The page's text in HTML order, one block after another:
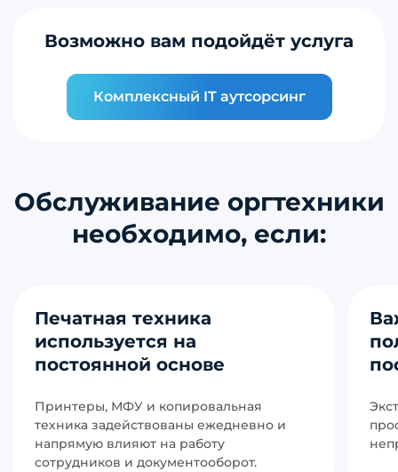
Возможно вам подойдёт услуга
Комплексный IT аутсорсинг
Обслуживание оргтехники
необходимо, если:
Печатная техника
используется на
постоянной основе
Принтеры, МФУ и копировальная
техника задействованы ежедневно и
напрямую влияют на работу
сотрудников и документооборот.